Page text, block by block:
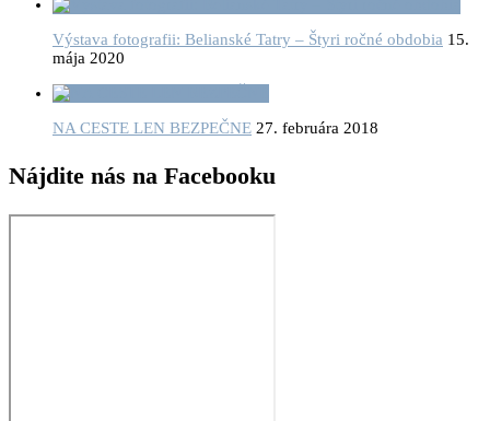
Výstava fotografii: Belianské Tatry – Štyri ročné obdobia 15.
mája 2020
NA CESTE LEN BEZPEČNE 27. februára 2018
Nájdite nás na Facebooku